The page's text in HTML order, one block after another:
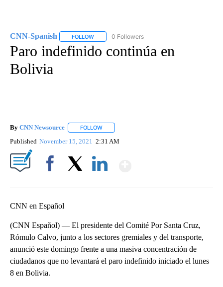
CNN-Spanish FOLLOW FOLLOW "CNN-SPANISH" TO RECEIVE
0 Followers
Paro indefinido continúa en
Bolivia
By CNN Newsource FOLLOW
Published November 15, 2021 2:31 AM
CNN en Español
(CNN Español) — El presidente del Comité Por Santa Cruz,
Rómulo Calvo, junto a los sectores gremiales y del transporte,
anunció este domingo frente a una masiva concentración de
ciudadanos que no levantará el paro indefinido iniciado el lunes
8 en Bolivia.